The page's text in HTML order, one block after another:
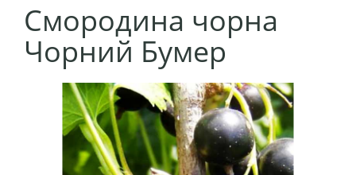
Смородина чорна
Чорний Бумер